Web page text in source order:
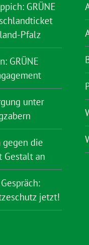
GRÜNE
Pfalz
GRÜNE
unter
die
Gestalt an
jetzt!